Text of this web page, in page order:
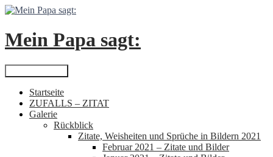
Zum
springen
Mein Papa sagt:
Suchen
Startseite
ZUFALLS – ZITAT
Galerie
Rückblick
Zitate, Weisheiten und Sprüche in Bildern 2021
Februar 2021 – Zitate und Bilder